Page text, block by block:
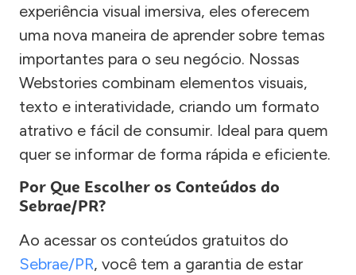
experiência visual imersiva, eles oferecem
uma nova maneira de aprender sobre temas
importantes para o seu negócio. Nossas
Webstories combinam elementos visuais,
texto e interatividade, criando um formato
atrativo e fácil de consumir. Ideal para quem
quer se informar de forma rápida e eficiente.
Por Que Escolher os Conteúdos do
Sebrae/PR?
Ao acessar os conteúdos gratuitos do
Sebrae/PR, você tem a garantia de estar